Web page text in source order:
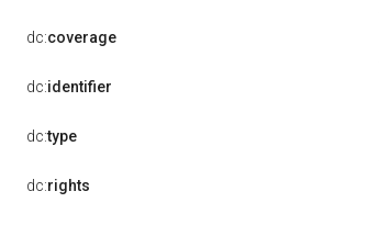
dc:coverage
dc:identifier
dc:type
dc:rights